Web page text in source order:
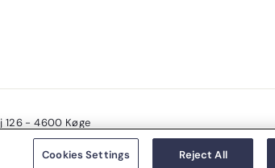
126 - 4600 Køge
Cookies Settings Reject All